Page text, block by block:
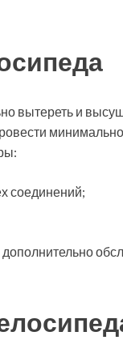
вытереть и
соединений;